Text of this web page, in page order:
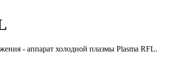
- аппарат холодной плазмы Plasma RFL.